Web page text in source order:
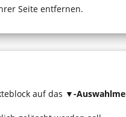
Seite entfernen.
auf das ▼-